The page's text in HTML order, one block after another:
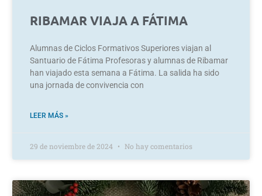
RIBAMAR VIAJA A FÁTIMA
Alumnas de Ciclos Formativos Superiores viajan al
Santuario de Fátima Profesoras y alumnas de Ribamar
han viajado esta semana a Fátima. La salida ha sido
una jornada de convivencia con
LEER MÁS »
29 de noviembre de 2024 No hay comentarios